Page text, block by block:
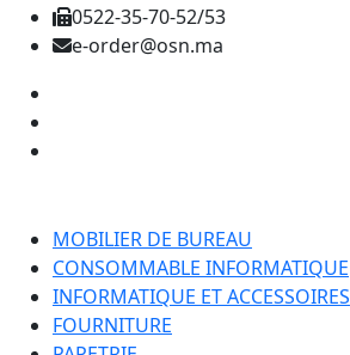
0522-35-70-52/53
e-order@osn.ma
MOBILIER DE BUREAU
CONSOMMABLE INFORMATIQUE
INFORMATIQUE ET ACCESSOIRES
FOURNITURE